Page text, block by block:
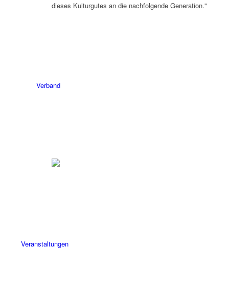
dieses Kulturgutes an die nachfolgende Generation."
Verband
Veranstaltungen